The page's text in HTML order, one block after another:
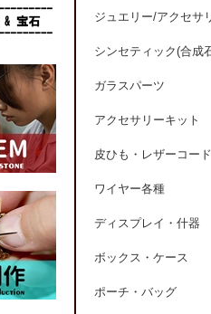
ジュエリー/アクセサ
シンセティック(合成
ガラスパーツ
アクセサリーキット
皮ひも・レザーコード
ワイヤー各種
ディスプレイ・什器
ボックス・ケース
ポーチ・バッグ